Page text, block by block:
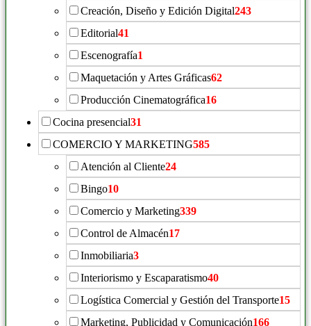
Creación, Diseño y Edición Digital243
Editorial41
Escenografía1
Maquetación y Artes Gráficas62
Producción Cinematográfica16
Cocina presencial31
COMERCIO Y MARKETING585
Atención al Cliente24
Bingo10
Comercio y Marketing339
Control de Almacén17
Inmobiliaria3
Interiorismo y Escaparatismo40
Logística Comercial y Gestión del Transporte15
Marketing, Publicidad y Comunicación166